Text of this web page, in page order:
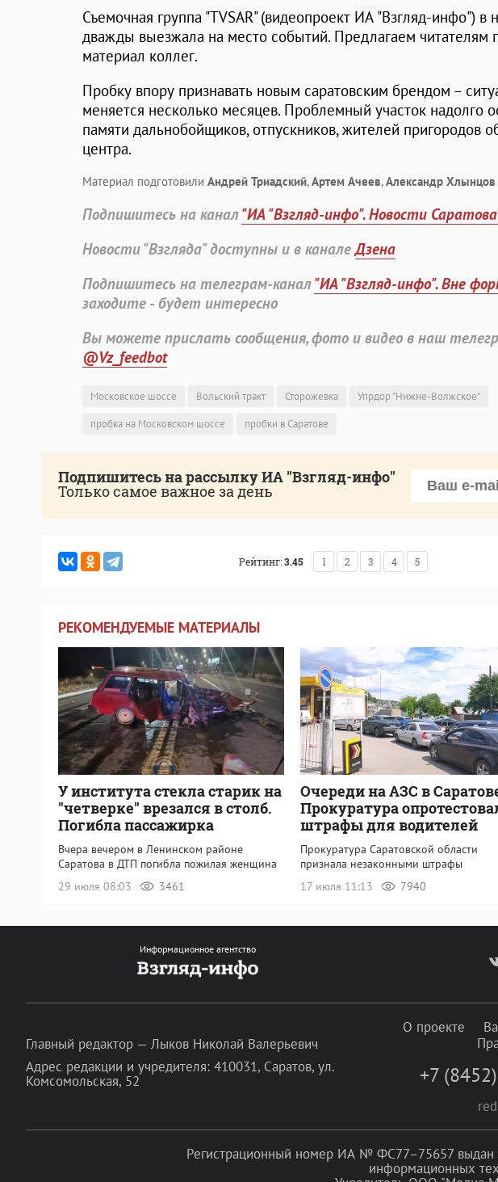
Съемочная группа "TVSAR" (видеопроект ИА "Взгляд-инфо") в
дважды выезжала на место событий. Предлагаем читателям
материал коллег.
Пробку впору признавать новым саратовским брендом –
меняется несколько месяцев. Проблемный участок надолго
памяти дальнобойщиков, отпускников, жителей пригородов
центра.
Материал подготовили Андрей Триадский,Артем Ачеев,Александр Хлынцов
Подпишитесь на канал"ИА "Взгляд-инфо". Новости
Новости "Взгляда" доступны и в каналеДзена
Подпишитесь на телеграм-канал"ИА "Взгляд-инфо". Вне
заходите - будет интересно
Вы можете прислать сообщения, фото и видео в наш
@Vz_feedbot
Московское шоссе Вольский тракт Сторожевка
Упрдор "Нижне-Волжское"
пробка на Московском шоссе
пробки в Саратове
Подпишитесь на рассылку ИА "Взгляд-инфо"
Только самое важное за день
Рейтинг:3.45 1 2 3 4 5
РЕКОМЕНДУЕМЫЕ МАТЕРИАЛЫ
У института стекла старик на
"четверке" врезался в столб.
Погибла пассажирка
Вчера вечером в Ленинском районе
Саратова в ДТП погибла пожилая женщина
29 июля 08:03
3461
Очереди на АЗС в
Прокуратура
штрафы для водителей
Прокуратура Саратовской области
признала незаконными штрафы
17 июля 11:13
7940
Информационное агентство
Главный редактор — Лыков Николай Валерьевич
Адрес редакции и учредителя: 410031, Саратов, ул.
Комсомольская, 52
О проекте
+7
Регистрационный номер ИА № ФС77–75657 выдан
информационных